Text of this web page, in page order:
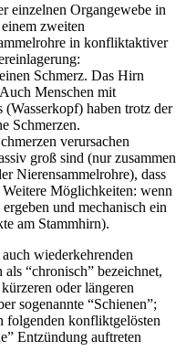
einzelnen Organgewebe in
zweiten
in konfliktaktiver
Schmerz. Das Hirn
Menschen mit
haben trotz der
Schmerzen.
verursachen
groß sind (nur zusammen
Nierensammelrohre), dass
Möglichkeiten: wenn
und mechanisch ein
am Stammhirn).
wiederkehrenden
“chronisch” bezeichnet,
oder längeren
sogenannte “Schienen”;
folgenden konfliktgelösten
Entzündung auftreten